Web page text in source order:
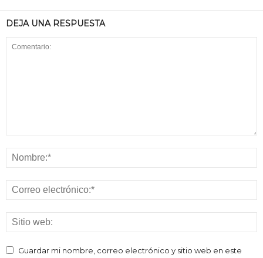
DEJA UNA RESPUESTA
Guardar mi nombre, correo electrónico y sitio web en este